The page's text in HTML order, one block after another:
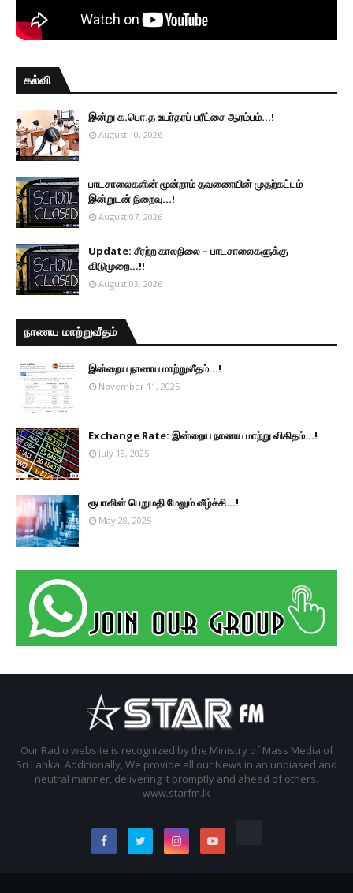
கல்வி
இன்று க.பொ.த உயர்தரப் பரீட்சை ஆரம்பம்...!
August 10, 2026
பாடசாலைகளின் மூன்றாம் தவணையின் முதற்கட்டம்
இன்றுடன் நிறைவு...!
August 07, 2026
Update: சீரற்ற காலநிலை – பாடசாலைகளுக்கு
விடுமுறை...!!
August 03, 2026
நாணய மாற்றுவீதம்
இன்றைய நாணய மாற்றுவீதம்...!
November 11, 2025
Exchange Rate: இன்றைய நாணய மாற்று விகிதம்...!
July 18, 2025
ரூபாவின் பெறுமதி மேலும் வீழ்ச்சி...!
May 28, 2025
Our Radio website is recognized by the Ministry of Mass Media of
Sri Lanka. Additionally, We provide all our News in an unbiased and
neutral manner, delivering it promptly and ahead of others.
www.starfm.lk